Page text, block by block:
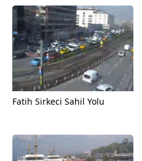
Fatih Sirkeci Sahil Yolu